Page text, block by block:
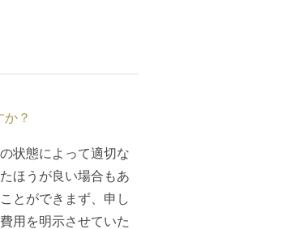
？
状態によって適切な
ほうが良い場合もあ
とができまず、申し
用を明示させていた